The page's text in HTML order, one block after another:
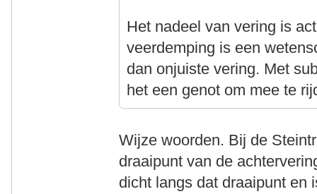
Het nadeel van vering is
veerdemping is een
dan onjuiste vering. Met
het een genot om mee te
Wijze woorden. Bij de
draaipunt van de
dicht langs dat draaipunt en